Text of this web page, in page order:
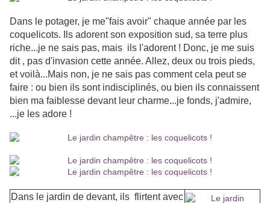
Dans le potager, je me"fais avoir" chaque année par les
coquelicots. Ils adorent son exposition sud, sa terre plus
riche...je ne sais pas, mais ils l'adorent ! Donc, je me suis
dit , pas d'invasion cette année. Allez, deux ou trois pieds,
et voilà...Mais non, je ne sais pas comment cela peut se
faire : ou bien ils sont indisciplinés, ou bien ils connaissent
bien ma faiblesse devant leur charme...je fonds, j'admire,
...je les adore !
Dans le jardin de devant, ils flirtent avec